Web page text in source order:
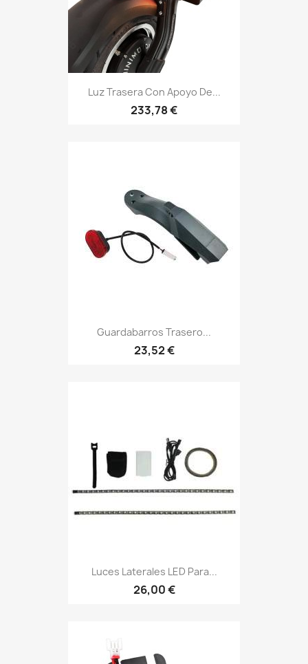
Luz Trasera Con Apoyo De...
233,78 €
Guardabarros Trasero...
23,52 €
Luces Laterales LED Para...
26,00 €